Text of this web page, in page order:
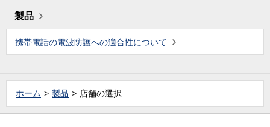
製品
携帯電話の電波防護への適合性について
ホーム 製品 店舗の選択